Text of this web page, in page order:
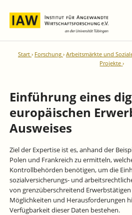
Start Forschung Arbeitsmärkte und
Projekte
Einführung eines
europäischen
Ausweises
Ziel der Expertise ist es, anhand der
Polen und Frankreich zu ermitteln,
Kontrollbehörden benötigen, um die
sozialversicherungs- und
von grenzüberschreitend
Möglichkeiten und Herausforderungen
Verfügbarkeit dieser Daten bestehen.